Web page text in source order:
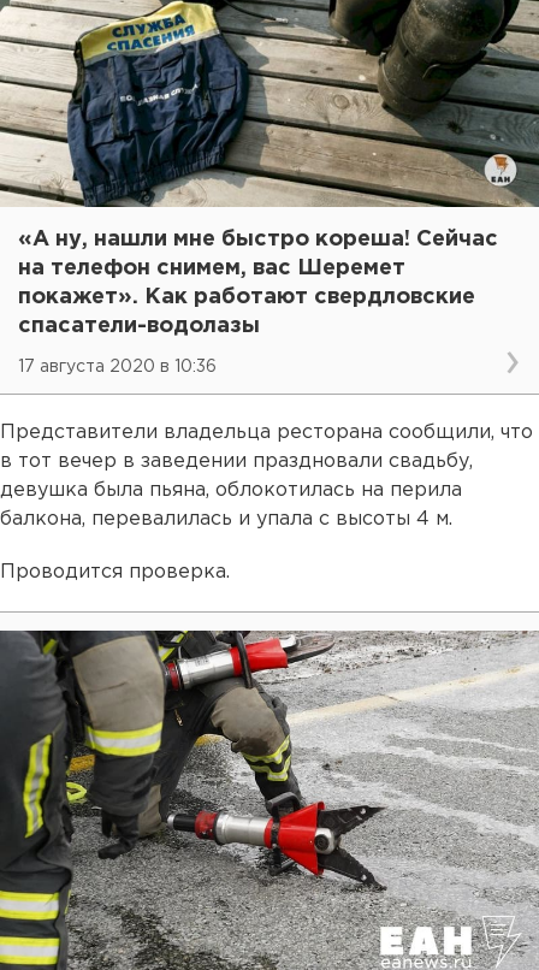
«А ну, нашли мне быстро кореша! Сейчас
на телефон снимем, вас Шеремет
покажет». Как работают свердловские
спасатели-водолазы
17 августа 2020 в 10:36
Представители владельца ресторана сообщили, что
в тот вечер в заведении праздновали свадьбу,
девушка была пьяна, облокотилась на перила
балкона, перевалилась и упала с высоты 4 м.
Проводится проверка.